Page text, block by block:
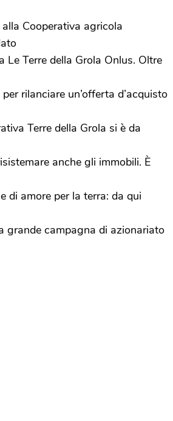
Cooperativa agricola
Le Terre della Grola Onlus. Oltre
rilanciare un’offerta d’acquisto
Terre della Grola si è da
anche gli immobili. È
di amore per la terra: da qui
grande campagna di azionariato